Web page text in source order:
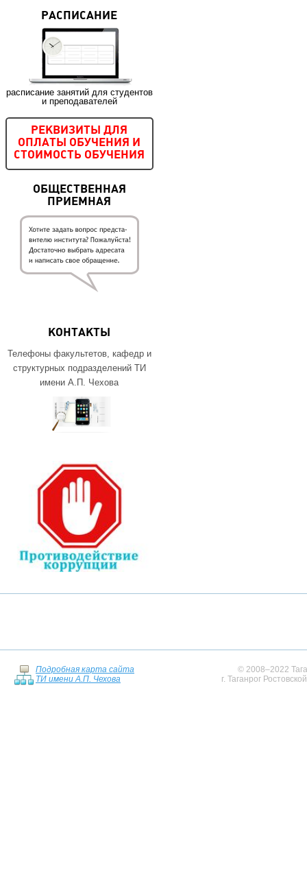
РАСПИСАНИЕ
расписание занятий для студентов
и преподавателей
РЕКВИЗИТЫ ДЛЯ
ОПЛАТЫ ОБУЧЕНИЯ И
СТОИМОСТЬ ОБУЧЕНИЯ
ОБЩЕСТВЕННАЯ
ПРИЕМНАЯ
КОНТАКТЫ
Телефоны факультетов, кафедр и
структурных подразделений ТИ
имени А.П. Чехова
Подробная карта сайта
ТИ имени А.П. Чехова
© 2008–2022
г. Таганрог